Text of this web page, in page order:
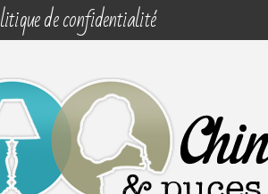
de confidentialité